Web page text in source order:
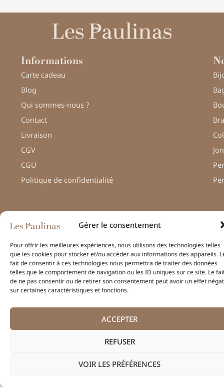
Gérer le consentement
Pour offrir les meilleures expériences, nous utilisons des technologies telles
que les cookies pour stocker et/ou accéder aux informations des appareils.
fait de consentir à ces technologies nous permettra de traiter des données
telles que le comportement de navigation ou les ID uniques sur ce site. Le
de ne pas consentir ou de retirer son consentement peut avoir un effet
sur certaines caractéristiques et fonctions.
ACCEPTER
REFUSER
VOIR LES PRÉFÉRENCES
Informations
Carte cadeau
Blog
Qui sommes-nous ?
Contact
Livraison
CGV
CGU
Politique de confidentialité
– Les Paulinas –
Mentions légales